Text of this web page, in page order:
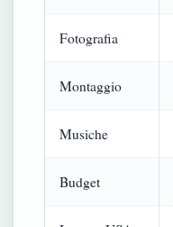
Fotografia
Montaggio
Musiche
Budget